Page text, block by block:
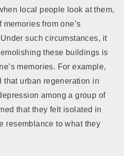
local people look at them,
from one’s
such circumstances, it
these buildings is
memories. For example,
that urban regeneration in
among a group of
that they felt isolated in
resemblance to what they